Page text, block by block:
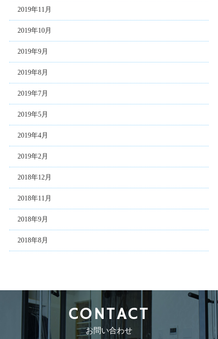
2019年11月
2019年10月
2019年9月
2019年8月
2019年7月
2019年5月
2019年4月
2019年2月
2018年12月
2018年11月
2018年9月
2018年8月
CONTACT
お問い合わせ